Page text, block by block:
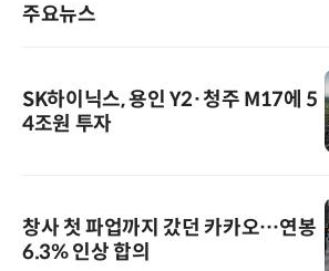
주요뉴스
SK하이닉스, 용인 Y2·청주 M17에 5
4조원 투자
창사 첫 파업까지 갔던 카카오…연봉
6.3% 인상 합의